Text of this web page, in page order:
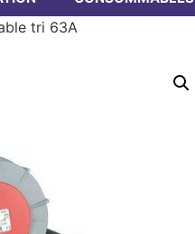
tri 63A